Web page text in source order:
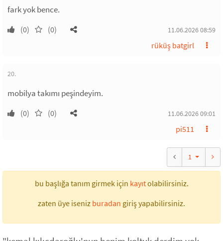
fark yok bence.
(0) (0) 11.06.2026 08:59
rüküş batgirl
20.
mobilya takımı peşindeyim.
(0) (0) 11.06.2026 09:01
pi511
1
bu başlığa tanım girmek için kayıtolabilirsiniz.
zaten üye iseniz buradan giriş yapabilirsiniz.